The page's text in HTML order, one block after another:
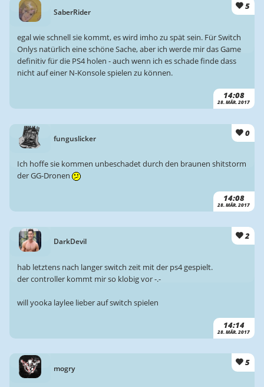
SaberRider
5
14:08
28. MÄR. 2017
egal wie schnell sie kommt, es wird imho zu spät sein. Für Switch
Onlys natürlich eine schöne Sache, aber ich werde mir das Game
definitiv für die PS4 holen - auch wenn ich es schade finde dass
nicht auf einer N-Konsole spielen zu können.
funguslicker
0
14:08
28. MÄR. 2017
Ich hoffe sie kommen unbeschadet durch den braunen shitstorm
der GG-Dronen
DarkDevil
2
14:14
28. MÄR. 2017
hab letztens nach langer switch zeit mit der ps4 gespielt.
der controller kommt mir so klobig vor -.-
will yooka laylee lieber auf switch spielen
mogry
5